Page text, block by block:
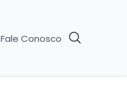
Fale Conosco